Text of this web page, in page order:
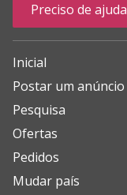
Preciso de ajuda
Inicial
Postar um anúncio
Pesquisa
Ofertas
Pedidos
Mudar país